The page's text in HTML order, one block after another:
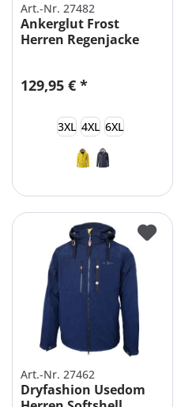
Art.-Nr. 27482
Ankerglut Frost
Herren Regenjacke
129,95 € *
3XL 4XL 6XL
Art.-Nr. 27462
Dryfashion Usedom